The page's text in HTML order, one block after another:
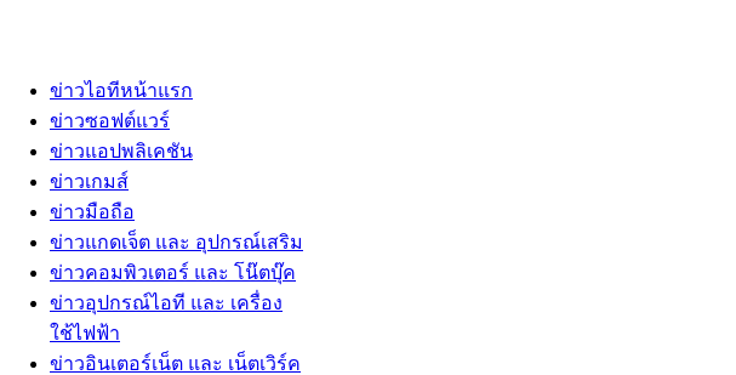
ข่าวไอทีหน้าแรก
ข่าวซอฟต์แวร์
ข่าวแอปพลิเคชัน
ข่าวเกมส์
ข่าวมือถือ
ข่าวแกดเจ็ต และ อุปกรณ์เสริม
ข่าวคอมพิวเตอร์ และ โน๊ตบุ๊ค
ข่าวอุปกรณ์ไอที และ เครื่อง
ใช้ไฟฟ้า
ข่าวอินเตอร์เน็ต และ เน็ตเวิร์ค